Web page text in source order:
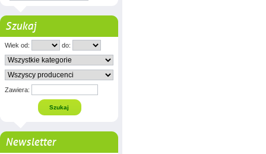
Szukaj
Wiek od: do:
Zawiera:
Newsletter